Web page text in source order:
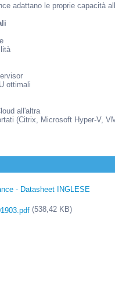
adattano le proprie capacità
ottimali
all'altra
(Citrix, Microsoft Hyper-V,
- Datasheet INGLESE
(538,42 KB)